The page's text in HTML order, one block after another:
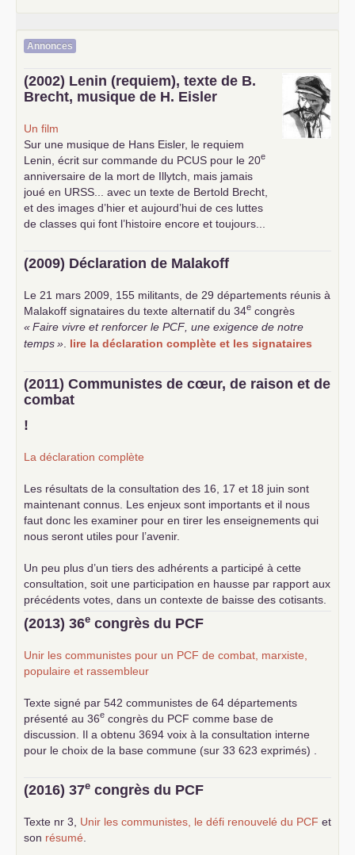
Annonces
(2002) Lenin (requiem), texte de B.
Brecht, musique de H. Eisler
Un film
Sur une musique de Hans Eisler, le requiem
Lenin, écrit sur commande du PCUS pour le 20e
anniversaire de la mort de Illytch, mais jamais
joué en URSS ... avec un texte de Bertold Brecht,
et des images d’hier et aujourd’hui de ces luttes
de classes qui font l’histoire encore et toujours...
(2009) Déclaration de Malakoff
Le 21 mars 2009, 155 militants, de 29 départements réunis à
Malakoff signataires du texte alternatif du 34e congrès
«Faire vivre et renforcer le PCF , une exigence de notre
temps» lire la déclaration complète et les signataires
(2011) Communistes de cœur, de raison et de
combat
!
La déclaration complète
Les résultats de la consultation des 16, 17 et 18 juin sont
maintenant connus. Les enjeux sont importants et il nous
faut donc les examiner pour en tirer les enseignements qui
nous seront utiles pour l’avenir.
Un peu plus d’un tiers des adhérents a participé à cette
consultation, soit une participation en hausse par rapport aux
précédents votes, dans un contexte de baisse des cotisants.
... lire la suite
(2013) 36e congrès du PCF
Unir les communistes pour un PCF de combat, marxiste,
populaire et rassembleur
Texte signé par 542 communistes de 64 départements
présenté au 36e congrès du PCF comme base de
discussion. Il a obtenu 3694 voix à la consultation interne
pour le choix de la base commune (sur 33 623 exprimés) .
(2016) 37e congrès du PCF
Texte nr 3, Unir les communistes, le défi renouvelé du PCF et
son résumé